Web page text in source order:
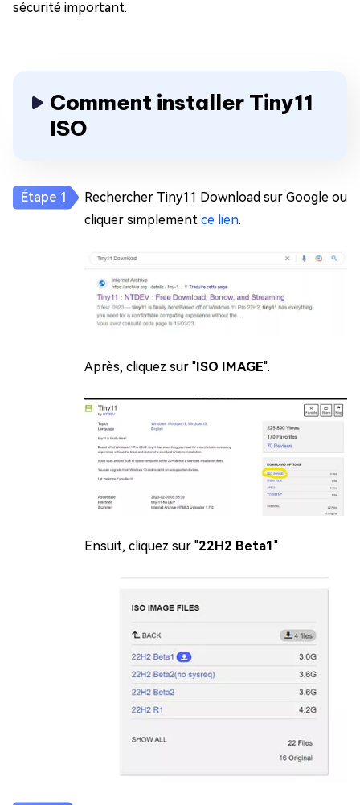
sécurité important.
Comment installer Tiny11
ISO
Rechercher Tiny11 Download sur Google ou
cliquer simplement ce lien.
Après, cliquez sur " ISO IMAGE".
Ensuit, cliquez sur "22H2 Beta1"